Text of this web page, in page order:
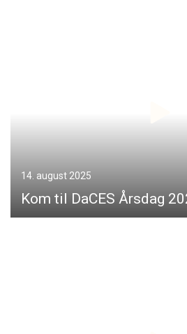
14. august 2025
Kom til DaCES Årsdag